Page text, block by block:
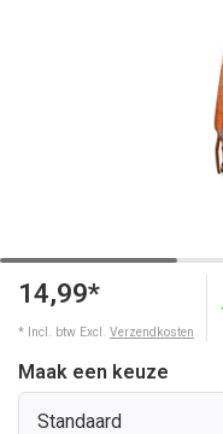
14,99*
* Incl. btw Excl. Verzendkosten
Maak een keuze
Standaard